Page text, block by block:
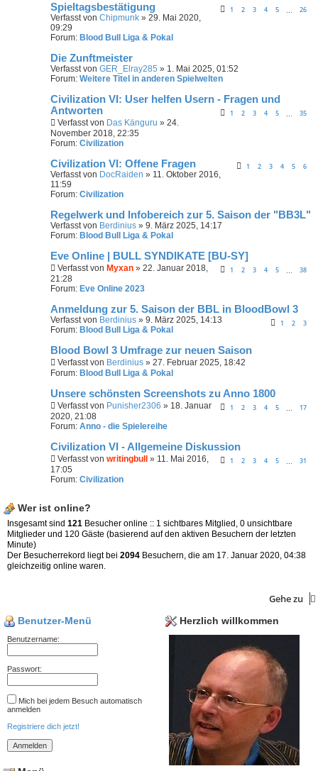
Spieltagsbestätigung 1 2 3 4 5 26
Verfasst von Chipmunk » 29. Mai 2020,
09:29
Forum: Blood Bull Liga & Pokal
Die Zunftmeister
Verfasst von GER_Elray285 » 1. Mai 2025, 01:52
Forum: Weitere Titel in anderen Spielwelten
Civilization VI: User helfen Usern - Fragen und
Antworten
1 2 3 4 5 35
Verfasst von Das Känguru » 24.
November 2018, 22:35
Forum: Civilization
Civilization VI: Offene Fragen 1 2 3 4 5 6
Verfasst von DocRaiden » 11. Oktober 2016,
11:59
Forum: Civilization
Regelwerk und Infobereich zur 5. Saison der "BB3L"
Verfasst von Berdinius » 9. März 2025, 14:17
Forum: Blood Bull Liga & Pokal
Eve Online | BULL SYNDIKATE [BU-SY]
1 2 3 4 5 38
Verfasst von Myxan » 22. Januar 2018,
21:28
Forum: Eve Online 2023
Anmeldung zur 5. Saison der BBL in BloodBowl 3
1 2 3
Verfasst von Berdinius » 9. März 2025, 14:13
Forum: Blood Bull Liga & Pokal
Blood Bowl 3 Umfrage zur neuen Saison
Verfasst von Berdinius » 27. Februar 2025, 18:42
Forum: Blood Bull Liga & Pokal
Unsere schönsten Screenshots zu Anno 1800
1 2 3 4 5 17
Verfasst von Punisher2306 » 18. Januar
2020, 21:08
Forum: Anno - die Spielereihe
Civilization VI - Allgemeine Diskussion
1 2 3 4 5 31
Verfasst von writingbull » 11. Mai 2016,
17:05
Forum: Civilization
Wer ist online?
Insgesamt sind 121 Besucher online :: 1 sichtbares Mitglied, 0 unsichtbare
Mitglieder und 120 Gäste (basierend auf den aktiven Besuchern der letzten
Minute)
Der Besucherrekord liegt bei 2094 Besuchern, die am 17. Januar 2020, 04:38
gleichzeitig online waren.
Gehe zu
Benutzer-Menü
Benutzername:
Passwort:
Mich bei jedem Besuch automatisch
anmelden
Registriere dich jetzt!
Herzlich willkommen